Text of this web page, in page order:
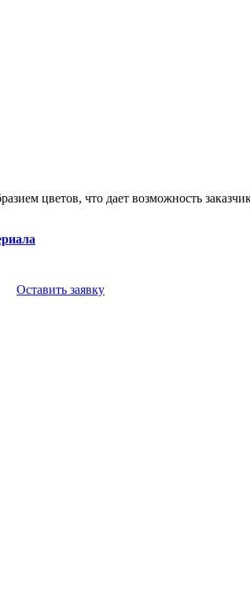
цветов, что дает возможность
Оставить заявку